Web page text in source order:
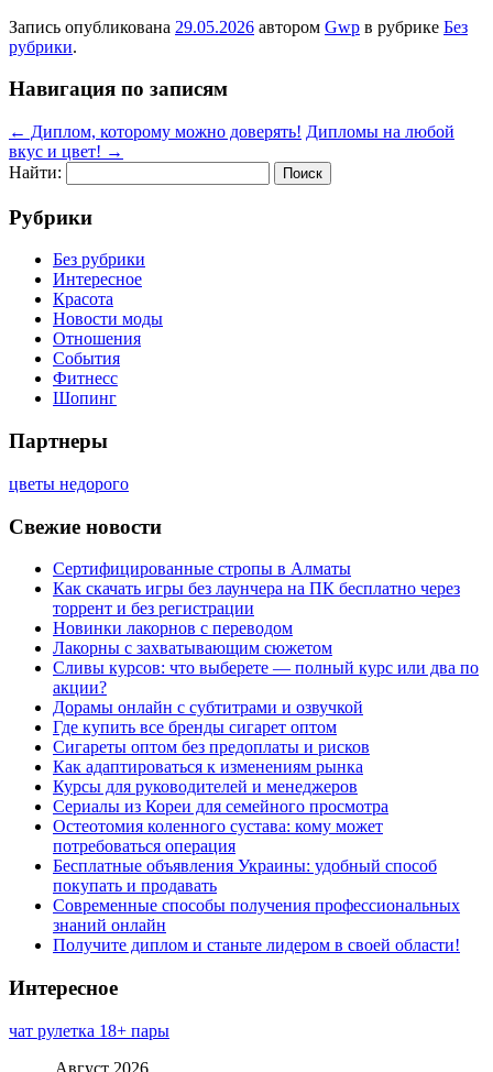
Запись опубликована 29.05.2026 автором Gwp в рубрике Без
рубрики.
Навигация по записям
← Диплом, которому можно доверять! Дипломы на любой
вкус и цвет! →
Найти:
Рубрики
Без рубрики
Интересное
Красота
Новости моды
Отношения
События
Фитнесс
Шопинг
Партнеры
цветы недорого
Свежие новости
Сертифицированные стропы в Алматы
Как скачать игры без лаунчера на ПК бесплатно через
торрент и без регистрации
Новинки лакорнов с переводом
Лакорны с захватывающим сюжетом
Сливы курсов: что выберете — полный курс или два по
акции?
Дорамы онлайн с субтитрами и озвучкой
Где купить все бренды сигарет оптом
Сигареты оптом без предоплаты и рисков
Как адаптироваться к изменениям рынка
Курсы для руководителей и менеджеров
Сериалы из Кореи для семейного просмотра
Остеотомия коленного сустава: кому может
потребоваться операция
Бесплатные объявления Украины: удобный способ
покупать и продавать
Современные способы получения профессиональных
знаний онлайн
Получите диплом и станьте лидером в своей области!
Интересное
чат рулетка 18+ пары
Август 2026